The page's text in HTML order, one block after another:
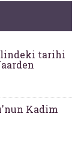
tarihi
Kadim